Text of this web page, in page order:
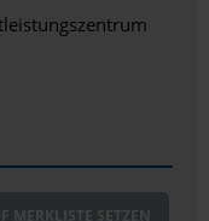
MERKLISTE SETZEN